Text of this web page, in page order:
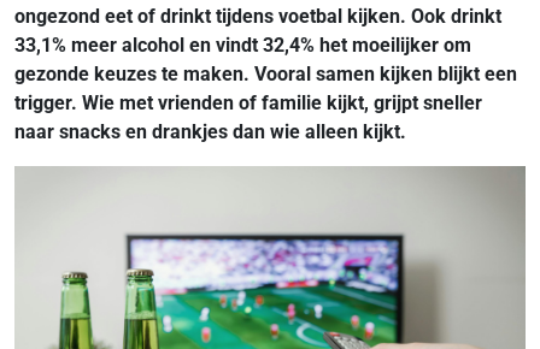
ongezond eet of drinkt tijdens voetbal kijken. Ook drinkt
33,1% meer alcohol en vindt 32,4% het moeilijker om
gezonde keuzes te maken. Vooral samen kijken blijkt een
trigger. Wie met vrienden of familie kijkt, grijpt sneller
naar snacks en drankjes dan wie alleen kijkt.